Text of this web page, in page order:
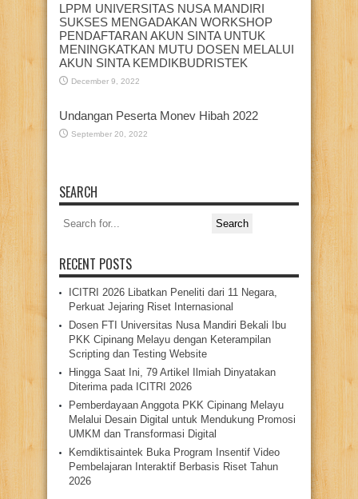
LPPM UNIVERSITAS NUSA MANDIRI
SUKSES MENGADAKAN WORKSHOP
PENDAFTARAN AKUN SINTA UNTUK
MENINGKATKAN MUTU DOSEN MELALUI
AKUN SINTA KEMDIKBUDRISTEK
December 9, 2022
Undangan Peserta Monev Hibah 2022
September 20, 2022
SEARCH
Search
for:
RECENT POSTS
ICITRI 2026 Libatkan Peneliti dari 11 Negara,
Perkuat Jejaring Riset Internasional
Dosen FTI Universitas Nusa Mandiri Bekali Ibu
PKK Cipinang Melayu dengan Keterampilan
Scripting dan Testing Website
Hingga Saat Ini, 79 Artikel Ilmiah Dinyatakan
Diterima pada ICITRI 2026
Pemberdayaan Anggota PKK Cipinang Melayu
Melalui Desain Digital untuk Mendukung Promosi
UMKM dan Transformasi Digital
Kemdiktisaintek Buka Program Insentif Video
Pembelajaran Interaktif Berbasis Riset Tahun
2026